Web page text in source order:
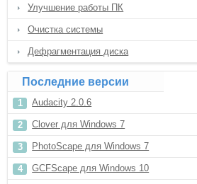
Улучшение работы ПК
Очистка системы
Дефрагментация диска
Последние версии
Audacity 2.0.6
Clover для Windows 7
PhotoScape для Windows 7
GCFScape для Windows 10